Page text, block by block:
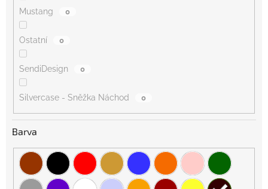
Mustang 0
Ostatní 0
SendiDesign 0
Silvercase - Sněžka Náchod 0
Barva